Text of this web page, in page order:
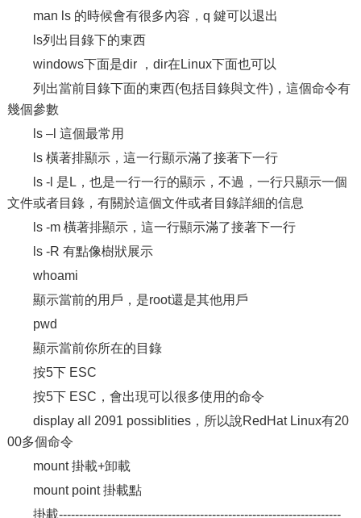
man ls 的時候會有很多內容，q 鍵可以退出
ls列出目錄下的東西
windows下面是dir ，dir在Linux下面也可以
列出當前目錄下面的東西(包括目錄與文件)，這個命令有
幾個參數
ls –l 這個最常用
ls 橫著排顯示，這一行顯示滿了接著下一行
ls -l 是L，也是一行一行的顯示，不過，一行只顯示一個
文件或者目錄，有關於這個文件或者目錄詳細的信息
ls -m 橫著排顯示，這一行顯示滿了接著下一行
ls -R 有點像樹狀展示
whoami
顯示當前的用戶，是root還是其他用戶
pwd
顯示當前你所在的目錄
按5下 ESC
按5下 ESC，會出現可以很多使用的命令
display all 2091 possiblities，所以說RedHat Linux有20
00多個命令
mount 掛載+卸載
mount point 掛載點
掛載----------------------------------------------------------------------